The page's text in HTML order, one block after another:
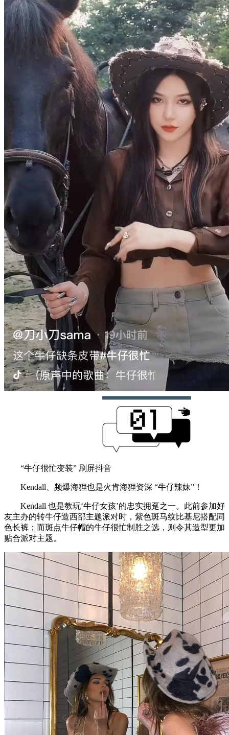
“牛仔很忙变装” 刷屏抖音
Kendall、频爆海狸也是火肯海狸资深 “牛仔辣妹”！
Kendall 也是教玩‘牛仔女孩’的忠实拥趸之一。此前参加好
友主办的转牛仔造西部主题派对时，紫色斑马纹比基尼搭配同
色长裤；而斑点牛仔帽的牛仔很忙制胜之选，则令其造型更加
贴合派对主题。